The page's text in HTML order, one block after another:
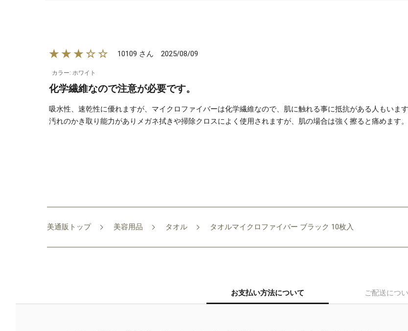
★★★☆☆ 10109 さん 2025/08/09
カラー: ホワイト
化学繊維なので注意が必要です。
吸水性、速乾性に優れますが、マイクロファイバーは化学繊維なので、肌に触れる事に抵抗がある人もいま
汚れのかき取り能力がありメガネ拭きや掃除クロスによく使用されますが、肌の場合は強く擦ると痛めます。
美通販トップ 美容用品 タオル タオルマイクロファイバー ブラック 10枚入
お支払い方法について ご配送につ